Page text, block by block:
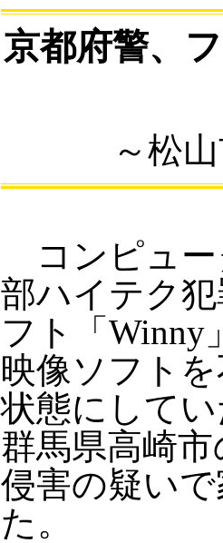
京都府警、
～松
コンピュー
部ハイテク
フト「Winny
映像ソフト
状態にして
群馬県高崎
侵害の疑い
た。